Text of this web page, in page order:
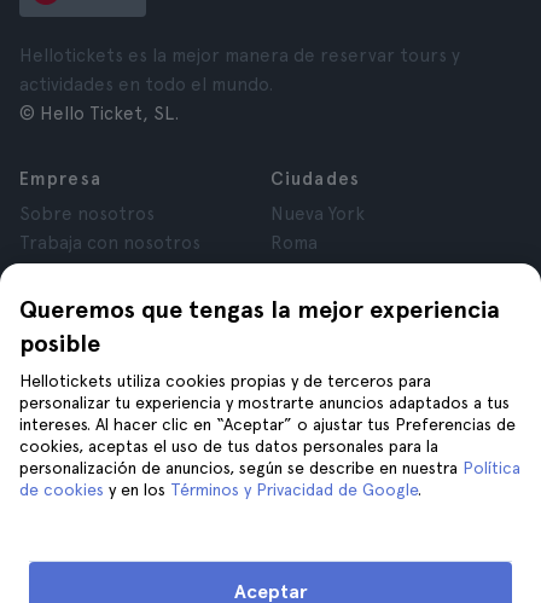
Queremos que tengas la mejor experiencia
posible
Hellotickets utiliza cookies propias y de terceros para
personalizar tu experiencia y mostrarte anuncios adaptados a tus
intereses. Al hacer clic en “Aceptar” o ajustar tus Preferencias de
cookies, aceptas el uso de tus datos personales para la
personalización de anuncios, según se describe en nuestra Política
de cookies y en los Términos y Privacidad de Google.
Aceptar
Hellotickets es la mejor manera de reservar tours y
actividades en todo el mundo.
© Hello Ticket, SL.
Empresa
Sobre nosotros
Trabaja con nosotros
Opiniones
Privacidad
Términos y Condiciones
Aviso Legal
Cookies
Ciudades
Nueva York
Roma
Londres
Granada
Tenerife
Ayuda
Síguenos en